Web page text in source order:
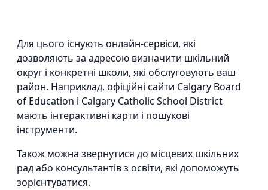
Для цього існують онлайн-сервіси, які
дозволяють за адресою визначити шкільний
округ і конкретні школи, які обслуговують ваш
район. Наприклад, офіційні сайти Calgary Board
of Education і Calgary Catholic School District
мають інтерактивні карти і пошукові
інструменти.
Також можна звернутися до місцевих шкільних
рад або консультантів з освіти, які допоможуть
зорієнтуватися.